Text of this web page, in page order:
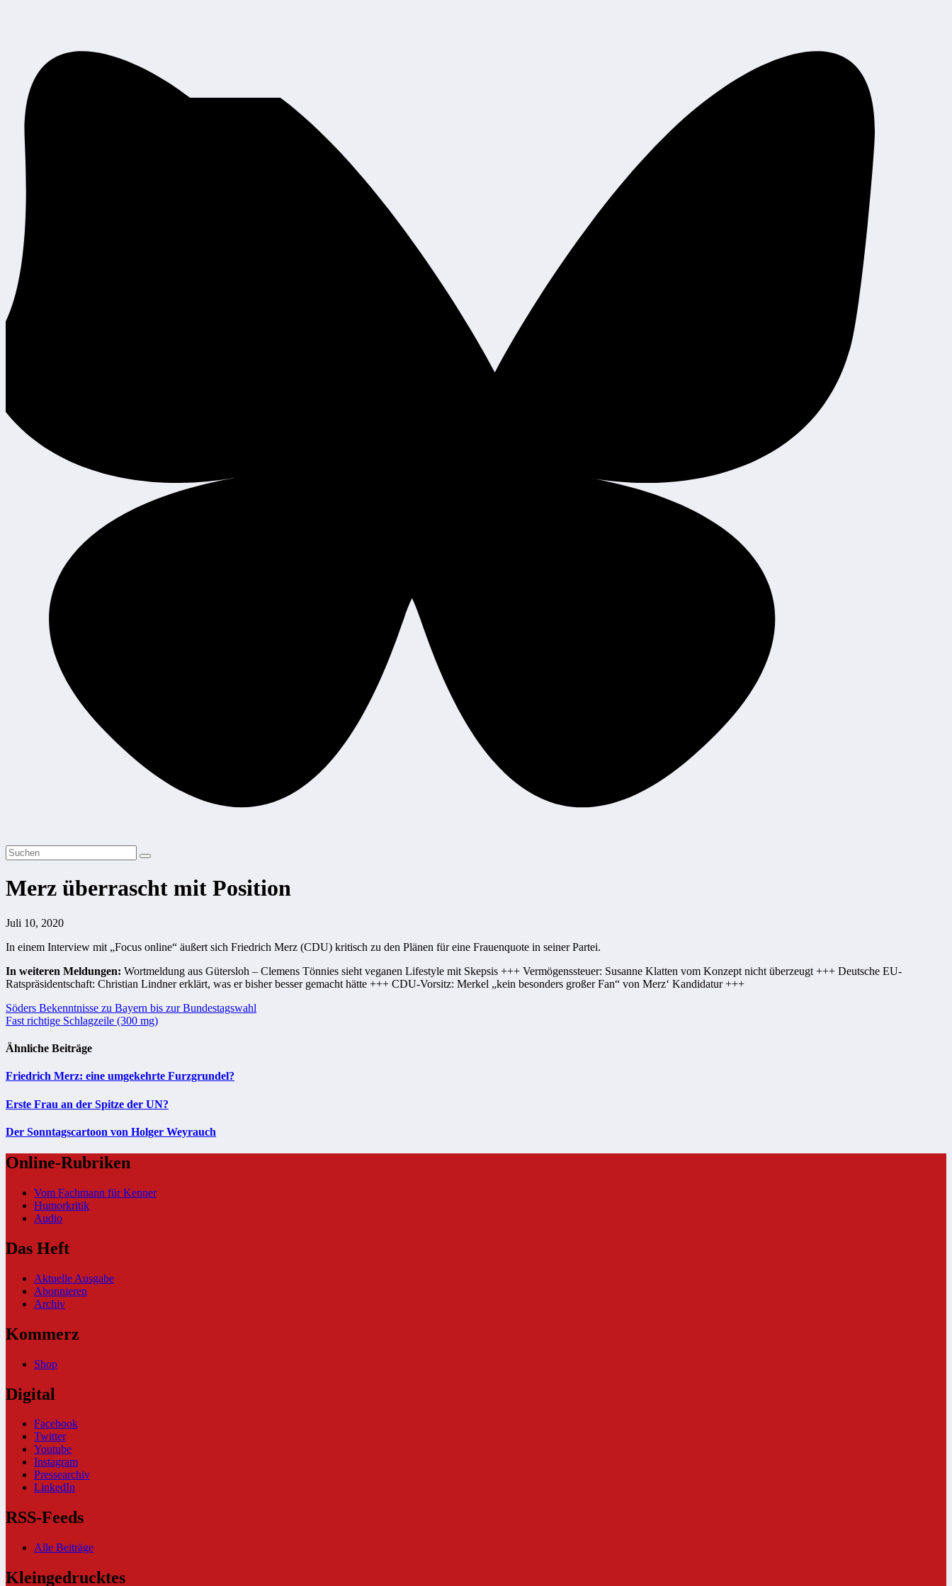
Merz überrascht mit Position
Juli 10, 2020
In einem Interview mit „Focus online“ äußert sich Friedrich Merz (CDU) kritisch zu den Plänen für eine Frauenquote in seiner Partei.
In weiteren Meldungen: Wortmeldung aus Gütersloh – Clemens Tönnies sieht veganen Lifestyle mit Skepsis +++ Vermögenssteuer: Susanne Klatten vom Konzept nicht überzeugt +++ Deutsche EU-
Ratspräsidentschaft: Christian Lindner erklärt, was er bisher besser gemacht hätte +++ CDU-Vorsitz: Merkel „kein besonders großer Fan“ von Merz‘ Kandidatur +++
Beitragsnavigation
Söders Bekenntnisse zu Bayern bis zur Bundestagswahl
Fast richtige Schlagzeile (300 mg)
Ähnliche Beiträge
Friedrich Merz: eine umgekehrte Furzgrundel?
Erste Frau an der Spitze der UN?
Der Sonntagscartoon von Holger Weyrauch
Online-Rubriken
Vom Fachmann für Kenner
Humorkritik
Audio
Das Heft
Aktuelle Ausgabe
Abonnieren
Archiv
Kommerz
Shop
Digital
Facebook
Twitter
Youtube
Instagram
Pressearchiv
LinkedIn
RSS-Feeds
Alle Beiträge
Kleingedrucktes